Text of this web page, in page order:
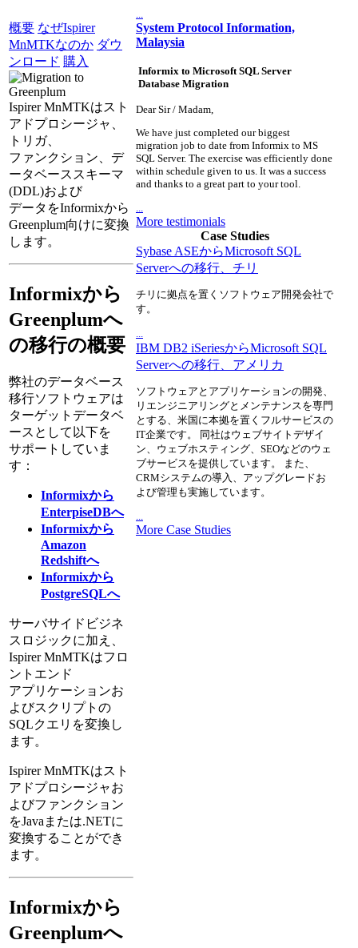
概要 なぜIspirer
MnMTKなのか ダウ
ンロード 購入
Ispirer MnMTKはスト
アドプロシージャ、
トリガ、
ファンクション、デ
ータベーススキーマ
(DDL)および
データをInformixから
Greenplum向けに変換
します。
Informixから
Greenplumへ
の移行の概要
弊社のデータベース
移行ソフトウェアは
ターゲットデータベ
ースとして以下を
サポートしていま
す：
Informixから
EnterpiseDBへ
Informixから
Amazon
Redshiftへ
Informixから
PostgreSQLへ
サーバサイドビジネ
スロジックに加え、
Ispirer MnMTKはフロ
ントエンド
アプリケーションお
よびスクリプトの
SQLクエリを変換し
ます。
Ispirer MnMTKはスト
アドプロシージャお
よびファンクション
をJavaまたは.NETに
変換することができ
ます。
Informixから
Greenplumへ
System Protocol Information,
Malaysia
Informix to Microsoft SQL Server
Database Migration
Dear Sir / Madam,
We have just completed our biggest
migration job to date from Informix to MS
SQL Server. The exercise was efficiently done
within schedule given to us. It was a success
and thanks to a great part to your tool.
More testimonials
Case Studies
Sybase ASEからMicrosoft SQL
Serverへの移行、チリ
チリに拠点を置くソフトウェア開発会社で
す。
IBM DB2 iSeriesからMicrosoft SQL
Serverへの移行、アメリカ
ソフトウェアとアプリケーションの開発、
リエンジニアリングとメンテナンスを専門
とする、米国に本拠を置くフルサービスの
IT企業です。 同社はウェブサイトデザイ
ン、ウェブホスティング、SEOなどのウェ
ブサービスを提供しています。 また、
CRMシステムの導入、アップグレードお
よび管理も実施しています。
...
More Case Studies